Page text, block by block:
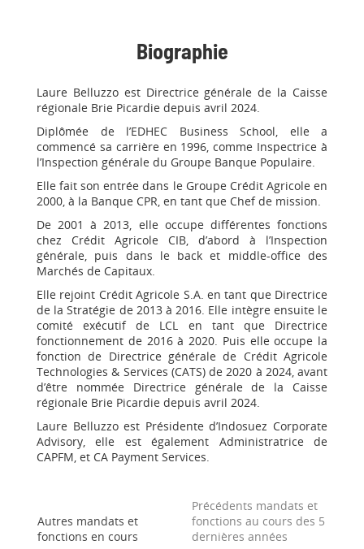
Biographie
Laure Belluzzo est Directrice générale de la Caisse
régionale Brie Picardie depuis avril 2024.
Diplômée de l’EDHEC Business School, elle a
commencé sa carrière en 1996, comme Inspectrice à
l’Inspection générale du Groupe Banque Populaire.
Elle fait son entrée dans le Groupe Crédit Agricole en
2000, à la Banque CPR, en tant que Chef de mission.
De 2001 à 2013, elle occupe différentes fonctions
chez Crédit Agricole CIB, d’abord à l’Inspection
générale, puis dans le back et middle-office des
Marchés de Capitaux.
Elle rejoint Crédit Agricole S.A. en tant que Directrice
de la Stratégie de 2013 à 2016. Elle intègre ensuite le
comité exécutif de LCL en tant que Directrice
fonctionnement de 2016 à 2020. Puis elle occupe la
fonction de Directrice générale de Crédit Agricole
Technologies & Services (CATS) de 2020 à 2024, avant
d’être nommée Directrice générale de la Caisse
régionale Brie Picardie depuis avril 2024.
Laure Belluzzo est Présidente d’Indosuez Corporate
Advisory, elle est également Administratrice de
CAPFM, et CA Payment Services.
Autres mandats et
fonctions en cours
Précédents mandats et
fonctions au cours des 5
dernières années